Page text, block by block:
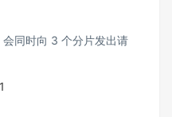
会同时向 3 个分片发出请